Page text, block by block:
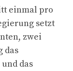
einmal pro
setzt
zwei
das
das